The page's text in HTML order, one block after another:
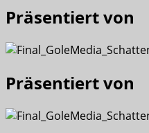
Präsentiert von
Präsentiert von